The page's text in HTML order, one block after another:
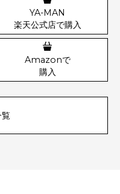
YA-MAN
楽天公式店で購入
Amazonで
購入
覧